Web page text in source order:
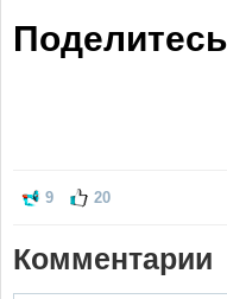
9 20
Комментарии